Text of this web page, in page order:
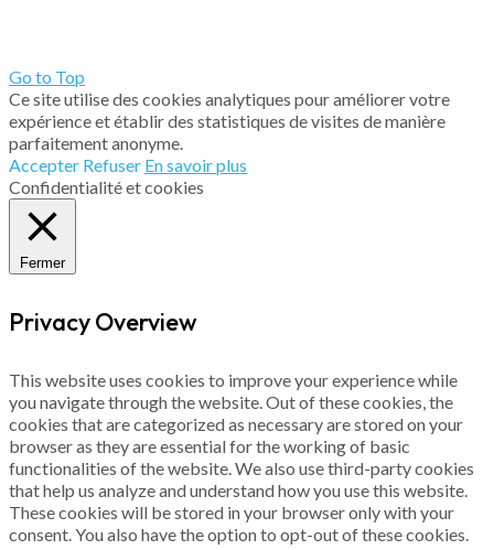
Go to Top
Ce site utilise des cookies analytiques pour améliorer votre
expérience et établir des statistiques de visites de manière
parfaitement anonyme.
Accepter Refuser En savoir plus
Confidentialité et cookies
Fermer
Privacy Overview
This website uses cookies to improve your experience while
you navigate through the website. Out of these cookies, the
cookies that are categorized as necessary are stored on your
browser as they are essential for the working of basic
functionalities of the website. We also use third-party cookies
that help us analyze and understand how you use this website.
These cookies will be stored in your browser only with your
consent. You also have the option to opt-out of these cookies.